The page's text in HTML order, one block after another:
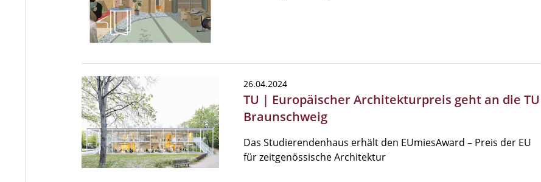
26.04.2024
TU | Europäischer Architekturpreis geht an die TU
Braunschweig
Das Studierendenhaus erhält den EUmiesAward – Preis der EU
für zeitgenössische Architektur